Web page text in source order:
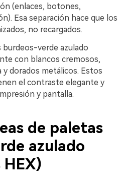
(enlaces, botones,
Esa separación hace que los
no recargados.
burdeos-verde azulado
con blancos cremosos,
y dorados metálicos. Estos
el contraste elegante y
y pantalla.
de paletas
azulado